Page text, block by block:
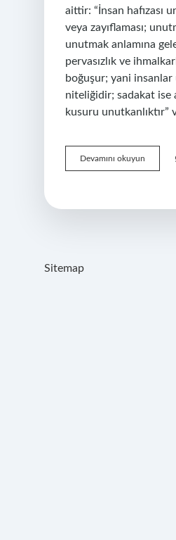
aittir: “İnsan hafızası
veya zayıflaması;
unutmak anlamına
pervasızlık ve
boğuşur; yani
niteliğidir; sadakat ise
kusuru unutkanlıktır”
Devamını okuyun
Nisyan
Ne
Sitemap